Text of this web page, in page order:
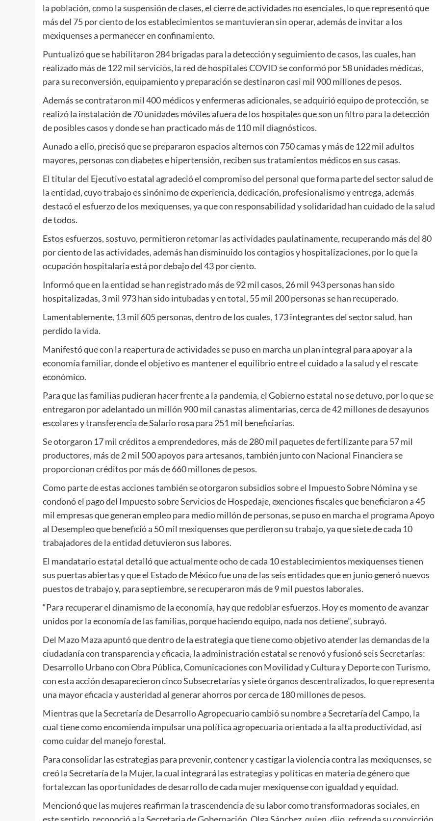
la población, como la suspensión de clases, el cierre de actividades no esenciales, lo que representó que
más del 75 por ciento de los establecimientos se mantuvieran sin operar, además de invitar a los
mexiquenses a permanecer en confinamiento.
Puntualizó que se habilitaron 284 brigadas para la detección y seguimiento de casos, las cuales, han
realizado más de 122 mil servicios, la red de hospitales COVID se conformó por 58 unidades médicas,
para su reconversión, equipamiento y preparación se destinaron casi mil 900 millones de pesos.
Además se contrataron mil 400 médicos y enfermeras adicionales, se adquirió equipo de protección, se
realizó la instalación de 70 unidades móviles afuera de los hospitales que son un filtro para la detección
de posibles casos y donde se han practicado más de 110 mil diagnósticos.
Aunado a ello, precisó que se prepararon espacios alternos con 750 camas y más de 122 mil adultos
mayores, personas con diabetes e hipertensión, reciben sus tratamientos médicos en sus casas.
El titular del Ejecutivo estatal agradeció el compromiso del personal que forma parte del sector salud de
la entidad, cuyo trabajo es sinónimo de experiencia, dedicación, profesionalismo y entrega, además
destacó el esfuerzo de los mexiquenses, ya que con responsabilidad y solidaridad han cuidado de la salud
de todos.
Estos esfuerzos, sostuvo, permitieron retomar las actividades paulatinamente, recuperando más del 80
por ciento de las actividades, además han disminuido los contagios y hospitalizaciones, por lo que la
ocupación hospitalaria está por debajo del 43 por ciento.
Informó que en la entidad se han registrado más de 92 mil casos, 26 mil 943 personas han sido
hospitalizadas, 3 mil 973 han sido intubadas y en total, 55 mil 200 personas se han recuperado.
Lamentablemente, 13 mil 605 personas, dentro de los cuales, 173 integrantes del sector salud, han
perdido la vida.
Manifestó que con la reapertura de actividades se puso en marcha un plan integral para apoyar a la
economía familiar, donde el objetivo es mantener el equilibrio entre el cuidado a la salud y el rescate
económico.
Para que las familias pudieran hacer frente a la pandemia, el Gobierno estatal no se detuvo, por lo que se
entregaron por adelantado un millón 900 mil canastas alimentarias, cerca de 42 millones de desayunos
escolares y transferencia de Salario rosa para 251 mil beneficiarias.
Se otorgaron 17 mil créditos a emprendedores, más de 280 mil paquetes de fertilizante para 57 mil
productores, más de 2 mil 500 apoyos para artesanos, también junto con Nacional Financiera se
proporcionan créditos por más de 660 millones de pesos.
Como parte de estas acciones también se otorgaron subsidios sobre el Impuesto Sobre Nómina y se
condonó el pago del Impuesto sobre Servicios de Hospedaje, exenciones fiscales que beneficiaron a 45
mil empresas que generan empleo para medio millón de personas, se puso en marcha el programa Apoyo
al Desempleo que benefició a 50 mil mexiquenses que perdieron su trabajo, ya que siete de cada 10
trabajadores de la entidad detuvieron sus labores.
El mandatario estatal detalló que actualmente ocho de cada 10 establecimientos mexiquenses tienen
sus puertas abiertas y que el Estado de México fue una de las seis entidades que en junio generó nuevos
puestos de trabajo y, para septiembre, se recuperaron más de 9 mil puestos laborales.
“Para recuperar el dinamismo de la economía, hay que redoblar esfuerzos. Hoy es momento de avanzar
unidos por la economía de las familias, porque haciendo equipo, nada nos detiene”, subrayó.
Del Mazo Maza apuntó que dentro de la estrategia que tiene como objetivo atender las demandas de la
ciudadanía con transparencia y eficacia, la administración estatal se renovó y fusionó seis Secretarías:
Desarrollo Urbano con Obra Pública, Comunicaciones con Movilidad y Cultura y Deporte con Turismo,
con esta acción desaparecieron cinco Subsecretarías y siete órganos descentralizados, lo que representa
una mayor eficacia y austeridad al generar ahorros por cerca de 180 millones de pesos.
Mientras que la Secretaría de Desarrollo Agropecuario cambió su nombre a Secretaría del Campo, la
cual tiene como encomienda impulsar una política agropecuaria orientada a la alta productividad, así
como cuidar del manejo forestal.
Para consolidar las estrategias para prevenir, contener y castigar la violencia contra las mexiquenses, se
creó la Secretaría de la Mujer, la cual integrará las estrategias y políticas en materia de género que
fortalezcan las oportunidades de desarrollo de cada mujer mexiquense con igualdad y equidad.
Mencionó que las mujeres reafirman la trascendencia de su labor como transformadoras sociales, en